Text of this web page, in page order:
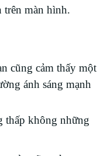
trên màn hình.
cũng cảm thấy một
ánh sáng mạnh
thấp không những